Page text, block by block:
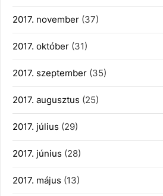
2017. november (37)
2017. október (31)
2017. szeptember (35)
2017. augusztus (25)
2017. július (29)
2017. június (28)
2017. május (13)